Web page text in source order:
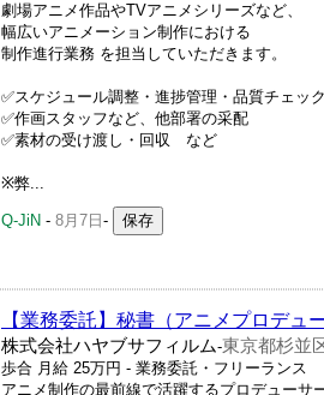
劇場アニメ作品やTVアニメシリーズなど、
幅広いアニメーション制作における
制作進行業務 を担当していただきます。
✅スケジュール調整・進捗管理・品質チェック
✅作画スタッフなど、他部署の采配
✅素材の受け渡し・回収 など
※弊...
Q-JiN - 8月7日 -
【業務委託】秘書（アニメプロデ
株式会社ハヤブサフィルム-東京都杉並
歩合 月給 25万円 - 業務委託・フリーランス
アニメ制作の最前線で活躍するプロデューサ